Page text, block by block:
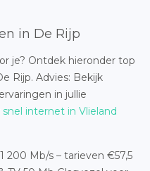
in De Rijp
je? Ontdek hieronder top
Rijp. Advies: Bekijk
in jullie
snel internet in Vlieland
200 Mb/s – tarieven €57,5